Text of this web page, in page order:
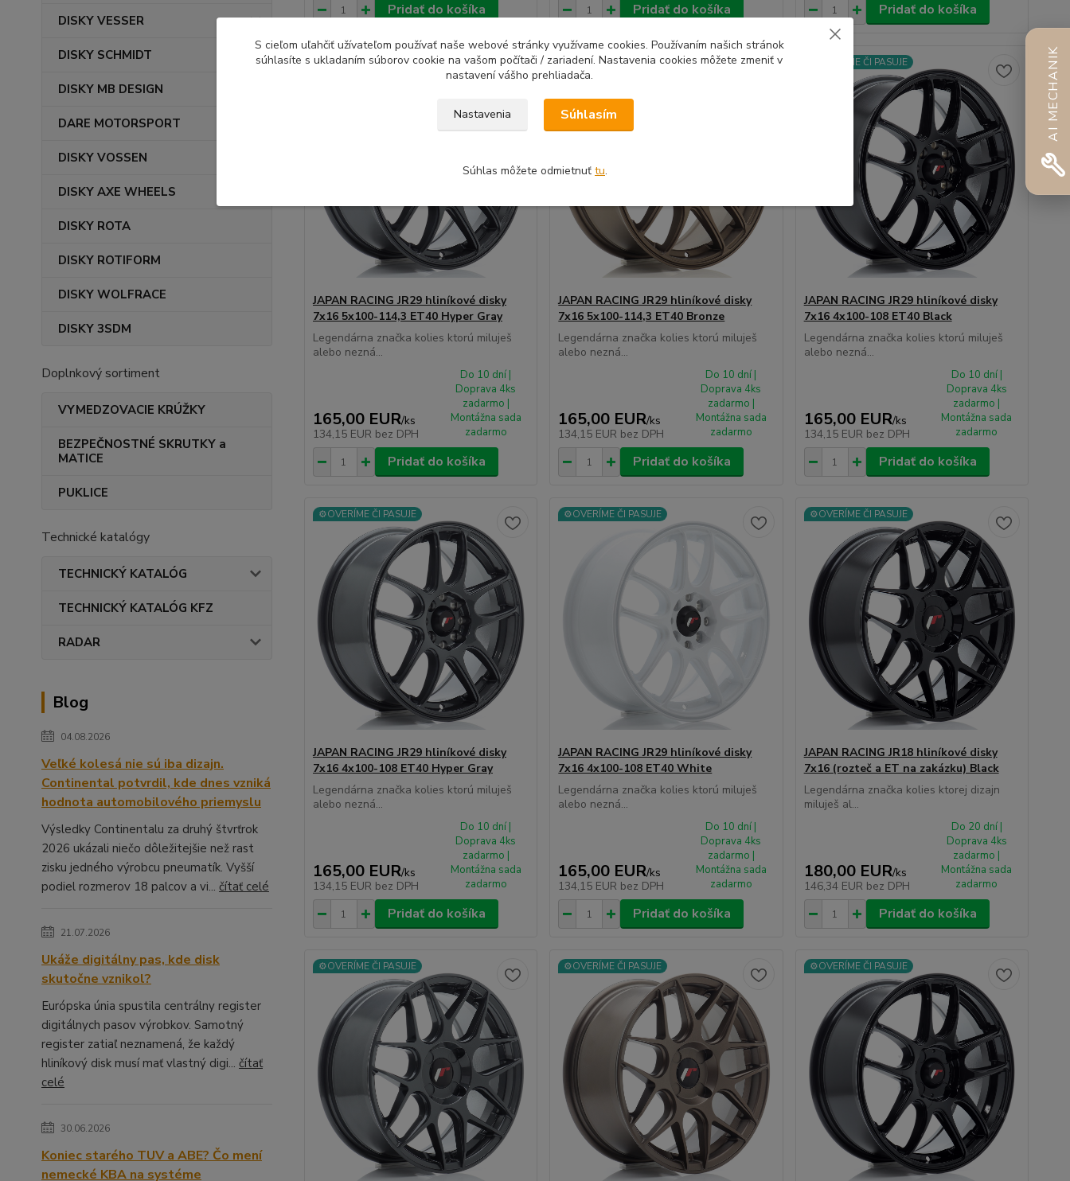
DISKY VESSER
DISKY SCHMIDT
DISKY MB DESIGN
DARE MOTORSPORT
DISKY VOSSEN
DISKY AXE WHEELS
DISKY ROTA
DISKY ROTIFORM
DISKY WOLFRACE
DISKY 3SDM
Doplnkový sortiment
VYMEDZOVACIE KRÚŽKY
BEZPEČNOSTNÉ SKRUTKY a
MATICE
PUKLICE
Technické katalógy
TECHNICKÝ KATALÓG
TECHNICKÝ KATALÓG KFZ
RADAR
Blog
04.08.2026
Veľké kolesá nie sú iba dizajn.
Continental potvrdil, kde dnes vzniká
hodnota automobilového priemyslu
Výsledky Continentalu za druhý štvrťrok
2026 ukázali niečo dôležitejšie než rast
zisku jedného výrobcu pneumatík. Vyšší
podiel rozmerov 18 palcov a vi... čítať celé
21.07.2026
Ukáže digitálny pas, kde disk
skutočne vznikol?
Európska únia spustila centrálny register
digitálnych pasov výrobkov. Samotný
register zatiaľ neznamená, že každý
hliníkový disk musí mať vlastný digi... čítať
celé
30.06.2026
Koniec starého TUV a ABE? Čo mení
nemecké KBA na systéme
Pridať do košíka Pridať do košíka Pridať do košíka
⚙️OVERÍME ČI PASUJE
JAPAN RACING JR29 hliníkové disky
7x16 5x100-114,3 ET40 Hyper Gray
Legendárna značka kolies ktorú miluješ
alebo nezná...
165,00 EUR/ks
134,15 EUR bez DPH
Do 10 dní |
Doprava 4ks
zadarmo |
Montážna sada
zadarmo
Pridať do košíka
⚙️OVERÍME ČI PASUJE
JAPAN RACING JR29 hliníkové disky
7x16 5x100-114,3 ET40 Bronze
Legendárna značka kolies ktorú miluješ
alebo nezná...
165,00 EUR/ks
134,15 EUR bez DPH
Do 10 dní |
Doprava 4ks
zadarmo |
Montážna sada
zadarmo
Pridať do košíka
⚙️OVERÍME ČI PASUJE
JAPAN RACING JR29 hliníkové disky
7x16 4x100-108 ET40 Black
Legendárna značka kolies ktorú miluješ
alebo nezná...
165,00 EUR/ks
134,15 EUR bez DPH
Do 10 dní |
Doprava 4ks
zadarmo |
Montážna sada
zadarmo
Pridať do košíka
⚙️OVERÍME ČI PASUJE
JAPAN RACING JR29 hliníkové disky
7x16 4x100-108 ET40 Hyper Gray
Legendárna značka kolies ktorú miluješ
alebo nezná...
165,00 EUR/ks
134,15 EUR bez DPH
Do 10 dní |
Doprava 4ks
zadarmo |
Montážna sada
zadarmo
Pridať do košíka
⚙️OVERÍME ČI PASUJE
JAPAN RACING JR29 hliníkové disky
7x16 4x100-108 ET40 White
Legendárna značka kolies ktorú miluješ
alebo nezná...
165,00 EUR/ks
134,15 EUR bez DPH
Do 10 dní |
Doprava 4ks
zadarmo |
Montážna sada
zadarmo
Pridať do košíka
⚙️OVERÍME ČI PASUJE
JAPAN RACING JR18 hliníkové disky
7x16 (rozteč a ET na zakázku) Black
Legendárna značka kolies ktorej dizajn
miluješ al...
180,00 EUR/ks
146,34 EUR bez DPH
Do 20 dní |
Doprava 4ks
zadarmo |
Montážna sada
zadarmo
Pridať do košíka
⚙️OVERÍME ČI PASUJE ⚙️OVERÍME ČI PASUJE ⚙️OVERÍME ČI PASUJE
AI MECHANIK
S cieľom uľahčiť užívateľom používať naše webové stránky využívame cookies. Používaním našich stránok
súhlasíte s ukladaním súborov cookie na vašom počítači / zariadení. Nastavenia cookies môžete zmeniť v
nastavení vášho prehliadača.
Nastavenia Súhlasím
Súhlas môžete odmietnuť tu.